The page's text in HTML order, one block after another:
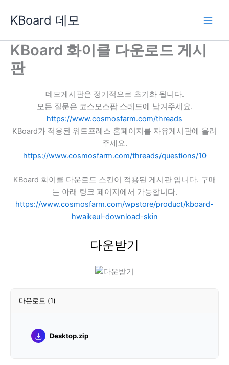
로
KBoard 데모
KBoard 화이클 다운로드 게시
판
데모게시판은 정기적으로 초기화 됩니다.
모든 질문은 코스모스팜 스레드에 남겨주세요.
https://www.cosmosfarm.com/threads
KBoard가 적용된 워드프레스 홈페이지를 자유게시판에 올려
주세요.
https://www.cosmosfarm.com/threads/questions/10
KBoard 화이클 다운로드 스킨이 적용된 게시판 입니다. 구매
는 아래 링크 페이지에서 가능합니다.
https://www.cosmosfarm.com/wpstore/product/kboard-
hwaikeul-download-skin
다운받기
다운로드 (1)
Desktop.zip